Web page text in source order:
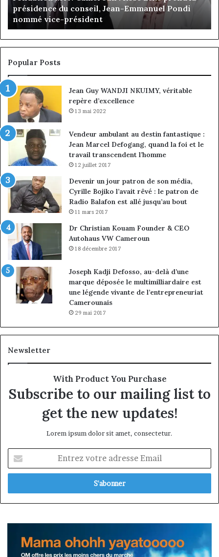
choix
de
la
croissance
sous
discipline
Gaëtan Debuchy à la tête d’Advans Cameroun : le
choix de la croissance sous discipline
à
la
Popular Posts
Jean Guy WANDJI NKUIMY, véritable
repère d’excellence
13 mai 2022
Vendeur ambulant au destin fantastique :
Jean Marcel Defogang, quand la foi et le
travail transcendent l’homme
12 juillet 2017
Devenir un jour patron de son média,
Cyrille Bojiko l’avait rêvé : le patron de
Radio Balafon est allé jusqu’au bout
11 mars 2017
Dr Christian Kouam Founder & CEO
Autohaus VW Cameroun
18 décembre 2017
Joseph Kadji Defosso, au-delà d’une
marque déposée le multimilliardaire est
une légende vivante de l’entrepreneuriat
Camerounais
29 mai 2017
Newsletter
With Product You Purchase
Subscribe to our mailing list to
get the new updates!
Lorem ipsum dolor sit amet, consectetur.
votre
adresse